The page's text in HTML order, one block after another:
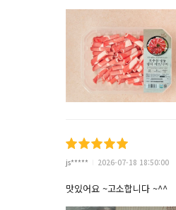
js***** 2026-07-18 18:50:00
맛있어요 ~고소합니다 ~^^